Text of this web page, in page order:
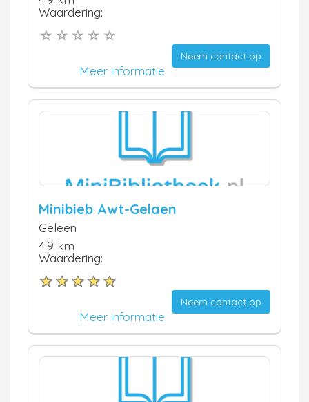
Waardering:
Neem contact op
Meer informatie
Minibieb Awt-Gelaen
Geleen
4.9 km
Waardering:
Neem contact op
Meer informatie